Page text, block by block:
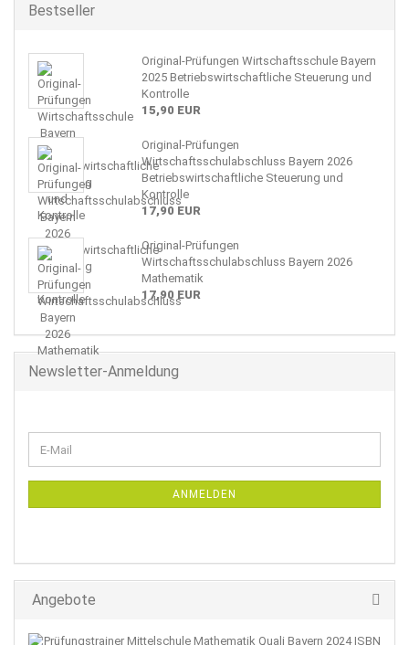
Bestseller
Original-Prüfungen Wirtschaftsschule Bayern
2025 Betriebswirtschaftliche Steuerung und
Kontrolle
15,90 EUR
Original-Prüfungen
Wirtschaftsschulabschluss Bayern 2026
Betriebswirtschaftliche Steuerung und
Kontrolle
17,90 EUR
Original-Prüfungen
Wirtschaftsschulabschluss Bayern 2026
Mathematik
17,90 EUR
Newsletter-Anmeldung
ZUR
E-
Mail
ANMELDEN
Angebote